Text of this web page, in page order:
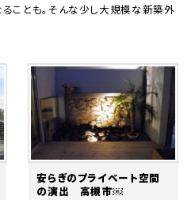
ことも。そんな少し大規模な新築外
安らぎのプライベート空間
の演出 高槻市￼